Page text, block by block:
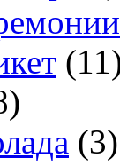
(3)